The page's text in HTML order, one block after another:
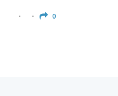
0